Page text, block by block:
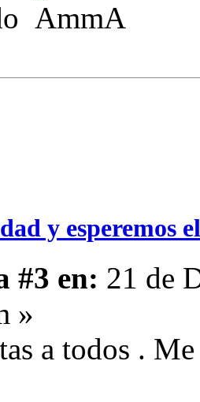
y esperemos
#3 en: 21 de
»
a todos .